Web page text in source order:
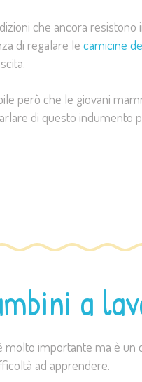
che ancora resistono
di regalare le camicine
però che le giovani
di questo indumento
a
molto importante ma è
ad apprendere.